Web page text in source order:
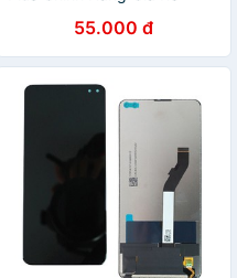
55.000 đ